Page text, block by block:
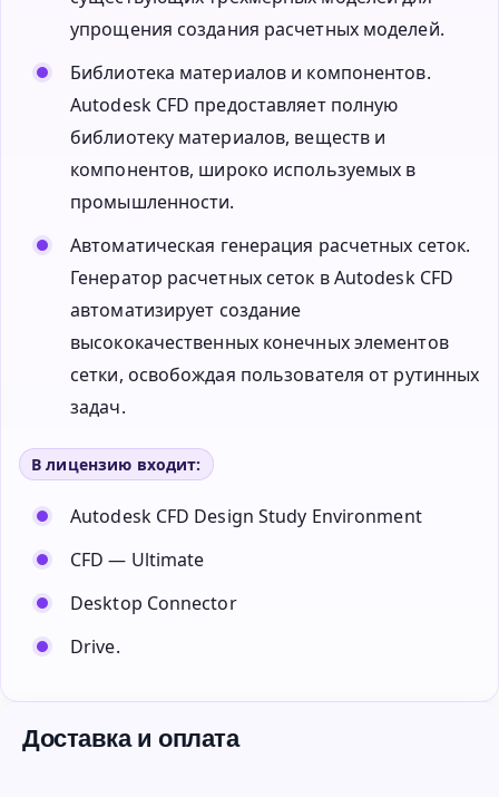
упрощения создания расчетных моделей.
Библиотека материалов и компонентов.
Autodesk CFD предоставляет полную
библиотеку материалов, веществ и
компонентов, широко используемых в
промышленности.
Автоматическая генерация расчетных сеток.
Генератор расчетных сеток в Autodesk CFD
автоматизирует создание
высококачественных конечных элементов
сетки, освобождая пользователя от рутинных
задач.
В лицензию входит:
Autodesk CFD Design Study Environment
CFD — Ultimate
Desktop Connector
Drive.
Доставка и оплата